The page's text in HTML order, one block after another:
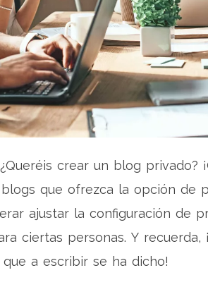
crear un blog privado?
que ofrezca la opción de
ajustar la configuración de
ciertas personas. Y
a escribir se ha dicho!